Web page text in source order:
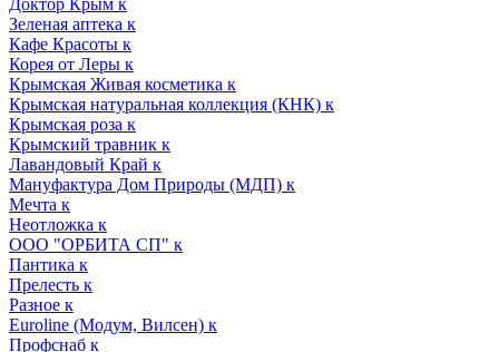
Доктор Крым к
Зеленая аптека к
Кафе Красоты к
Корея от Леры к
Крымская Живая косметика к
Крымская натуральная коллекция (КНК) к
Крымская роза к
Крымский травник к
Лавандовый Край к
Мануфактура Дом Природы (МДП) к
Мечта к
Неотложка к
ООО "ОРБИТА СП" к
Пантика к
Прелесть к
Разное к
Euroline (Модум, Вилсен) к
Профснаб к